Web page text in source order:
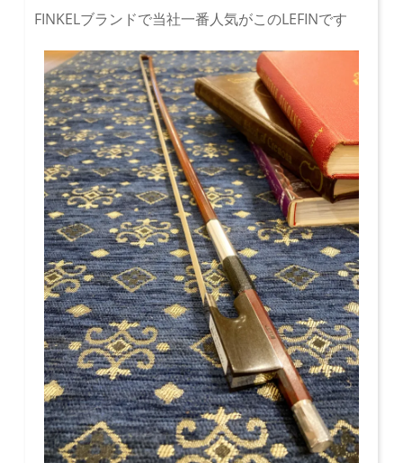
FINKELブランドで当社一番人気がこのLEFINです